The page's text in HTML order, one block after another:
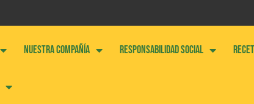
NUESTRA COMPAÑÍA RESPONSABILIDAD SOCIAL